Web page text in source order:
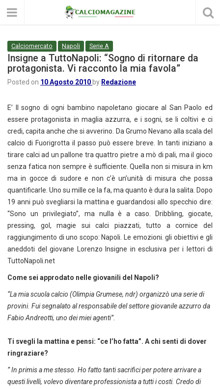
Calciomercato Napoli Serie A
Insigne a TuttoNapoli: “Sogno di ritornare da
protagonista. Vi racconto la mia favola”
Posted on 10 Agosto 2010 by Redazione
E’ Il sogno di ogni bambino napoletano giocare al San Paolo ed
essere protagonista in maglia azzurra, e i sogni, se li coltivi e ci
credi, capita anche che si avverino. Da Grumo Nevano alla scala del
calcio di Fuorigrotta il passo può essere breve. In tanti iniziano a
tirare calci ad un pallone tra quattro pietre a mò di pali, ma il gioco
senza fatica non sempre è sufficiente. Quella non si misura in km
ma in gocce di sudore e non c’è un’unità di misura che possa
quantificarle. Uno su mille ce la fa, ma quanto è dura la salita. Dopo
19 anni può svegliarsi la mattina e guardandosi allo specchio dire:
“Sono un privilegiato”, ma nulla è a caso. Dribbling, giocate,
pressing, gol, magie sui calci piazzati, tutto a cornice del
raggiungimento di uno scopo: Napoli. Le emozioni. gli obiettivi e gli
aneddoti del giovane Lorenzo Insigne in esclusiva per i lettori di
TuttoNapoli.net
Come sei approdato nelle giovanili del Napoli?
“La mia scuola calcio (Olimpia Grumese, ndr) organizzò una serie di
provini. Fui segnalato al responsabile del settore giovanile azzurro da
Fabio Andreotti, uno dei miei agenti”.
Ti svegli la mattina e pensi: “ce l’ho fatta”. A chi senti di dover
ringraziare?
” In primis a me stesso. Ho fatto tanti sacrifici per potere arrivare a
questi livelli, volevo diventare professionista a tutti i costi. Credo di